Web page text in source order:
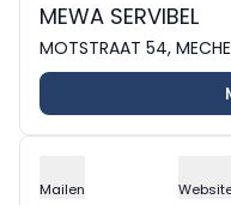
MEWA SERVIBEL
MOTSTRAAT 54,
Mailen